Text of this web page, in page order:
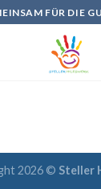
FÜR DIE
2026 © Steller